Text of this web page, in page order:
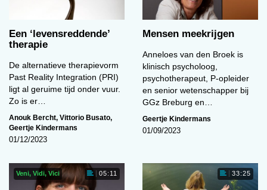
Een ‘levens­reddende’
therapie
De alternatieve therapievorm
Past Reality Integration (PRI)
ligt al geruime tijd onder vuur.
Zo is er…
Anouk Bercht, Vittorio Busato,
Geertje Kindermans
01/12/2023
Mensen meekrijgen
Anneloes van den Broek is
klinisch psycholoog,
psychotherapeut, P-opleider
en senior wetenschapper bij
GGz Breburg en…
Geertje Kindermans
01/09/2023
Veni, Vidi, Vici 05:11 33:25